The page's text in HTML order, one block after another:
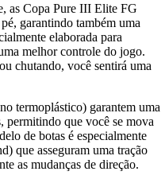
as Copa Pure III Elite FG
garantindo também uma
elaborada para
melhor controle do jogo.
chutando, você sentirá uma
termoplástico) garantem uma
permitindo que você se mova
de botas é especialmente
que asseguram uma tração
as mudanças de direção.